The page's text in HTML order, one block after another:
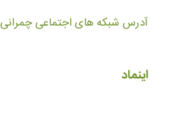
آدرس شبکه های اجتماعی چمرانی
اینماد